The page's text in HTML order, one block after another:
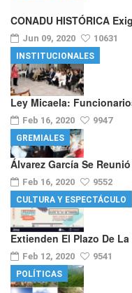
CONADU HISTÓRICA
Jun 09, 2020 10631
Ley Micaela:
Feb 16, 2020 9947
INSTITUCIONALES
Álvarez García Se
Feb 16, 2020 9552
GREMIALES
Extienden El Plazo De
Feb 12, 2020 9541
CULTURA Y ESPECTÁCULO
POLÍTICAS